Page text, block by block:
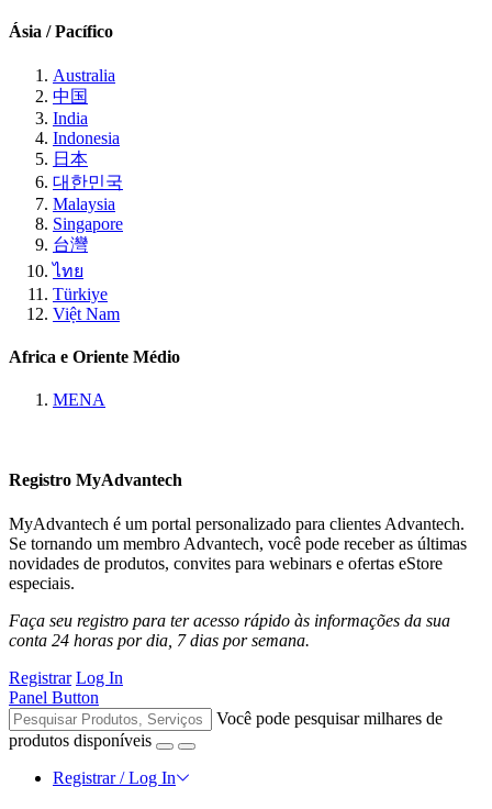
Ásia / Pacífico
Australia
中国
India
Indonesia
日本
대한민국
Malaysia
Singapore
台灣
ไทย
Türkiye
Việt Nam
Africa e Oriente Médio
MENA
Registro MyAdvantech
MyAdvantech é um portal personalizado para clientes Advantech.
Se tornando um membro Advantech, você pode receber as últimas
novidades de produtos, convites para webinars e ofertas eStore
especiais.
Faça seu registro para ter acesso rápido às informações da sua
conta 24 horas por dia, 7 dias por semana.
Registrar Log In
Panel Button
Você pode pesquisar milhares de
produtos disponíveis
Registrar / Log In